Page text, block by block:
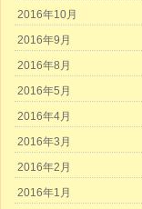
2016年10月
2016年9月
2016年8月
2016年5月
2016年4月
2016年3月
2016年2月
2016年1月